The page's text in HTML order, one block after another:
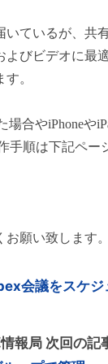
ているが、共
びビデオに最
。
合やiPhoneや
手順は下記ペー
願い致します。
会議をスケジ
報局 次回の記